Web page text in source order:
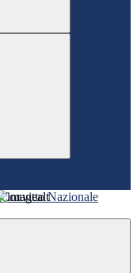
Convitto Nazionale